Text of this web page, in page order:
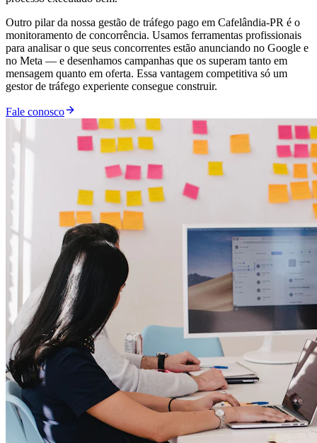
Outro pilar da nossa gestão de tráfego pago em Cafelândia-PR é o
monitoramento de concorrência. Usamos ferramentas profissionais
para analisar o que seus concorrentes estão anunciando no Google e
no Meta — e desenhamos campanhas que os superam tanto em
mensagem quanto em oferta. Essa vantagem competitiva só um
gestor de tráfego experiente consegue construir.
Fale conosco